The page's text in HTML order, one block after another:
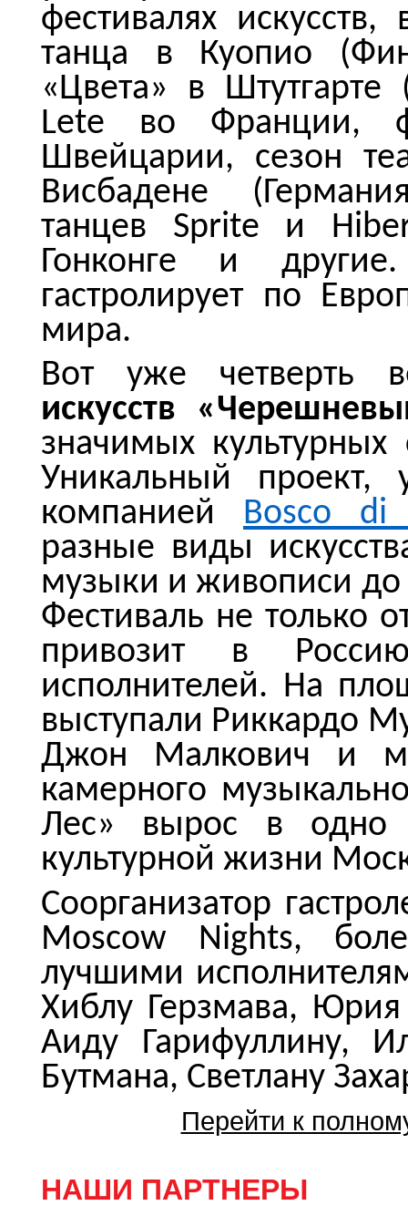
фестивалях
танца в Куопио
«Цвета» в Штутгарте
Lete во Франции,
Швейцарии, сезон
Висбадене
танцев Sprite и
Гонконге и
гастролирует по
мира.
Вот уже четверть
искусств
значимых
Уникальный
компанией Bosco di
разные виды
музыки и живописи до
Фестиваль не только
привозит в
исполнителей. На
выступали Риккардо
Джон Малкович и
камерного
Лес» вырос в одно
культурной жизни
Соорганизатор
Moscow Nights,
лучшими
Хиблу Герзмава,
Аиду Гарифуллину,
Бутмана, Светлану
Перейти к
НАШИ ПАРТНЕРЫ